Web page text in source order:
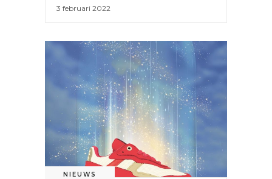
3 februari 2022
NIEUWS